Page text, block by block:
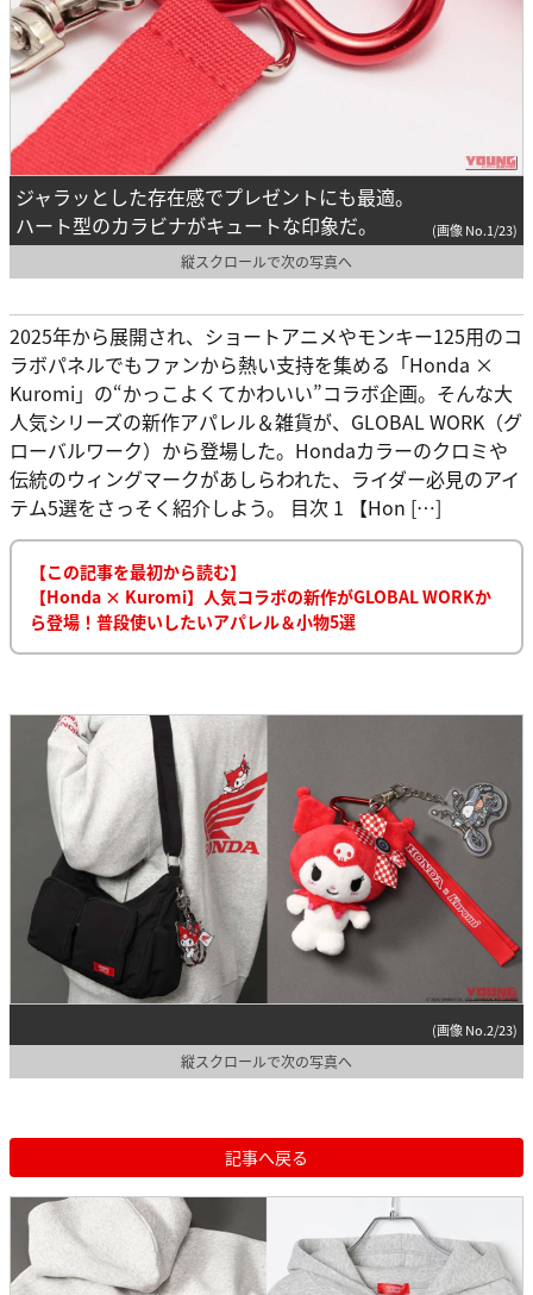
ジャラッとした存在感でプレゼントにも最適。
ハート型のカラビナがキュートな印象だ。
(画像 No.1/23)
縦スクロールで次の写真へ
2025年から展開され、ショートアニメやモンキー125用のコ
ラボパネルでもファンから熱い支持を集める「Honda ×
Kuromi」の“かっこよくてかわいい”コラボ企画。そんな大
人気シリーズの新作アパレル＆雑貨が、GLOBAL WORK（グ
ローバルワーク）から登場した。Hondaカラーのクロミや
伝統のウィングマークがあしらわれた、ライダー必見のアイ
テム5選をさっそく紹介しよう。 目次 1 【Hon […]
【この記事を最初から読む】
【Honda × Kuromi】人気コラボの新作がGLOBAL WORKか
ら登場！普段使いしたいアパレル＆小物5選
(画像 No.2/23)
縦スクロールで次の写真へ
記事へ戻る